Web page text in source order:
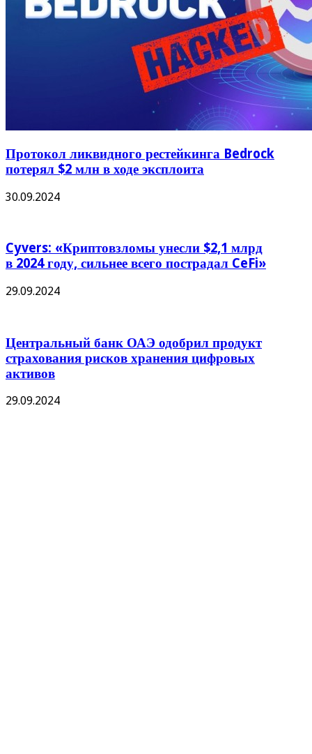
Протокол ликвидного рестейкинга Bedrock
потерял $2 млн в ходе эксплоита
30.09.2024
Cyvers: «Криптовзломы унесли $2,1 млрд
в 2024 году, сильнее всего пострадал CeFi»
29.09.2024
Центральный банк ОАЭ одобрил продукт
страхования рисков хранения цифровых
активов
29.09.2024